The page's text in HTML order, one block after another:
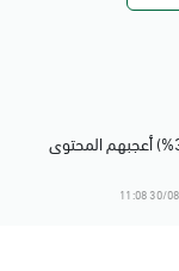
30/08/